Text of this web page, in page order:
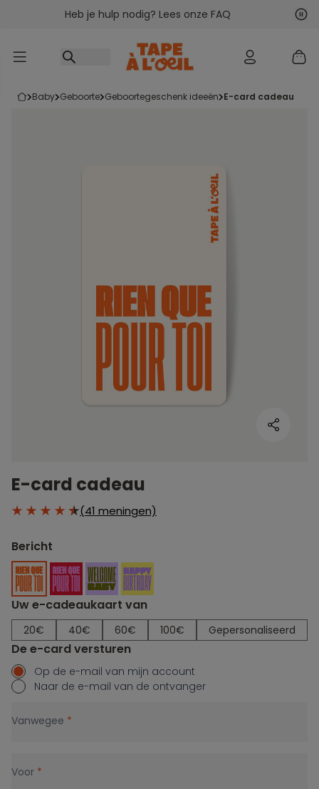
Ga naar inhoudHeb je hulp nodig? Lees onze FAQ
baby geboorte geboortegeschenk ideeën e-card cadeau
E-card cadeau
(41 meningen)
Bericht
Uw e-cadeaukaart van
20€ 40€ 60€ 100€ Gepersonaliseerd
De e-card versturen
Op de e-mail van mijn account
Naar de e-mail van de ontvanger
Vanwegee *
Voor *